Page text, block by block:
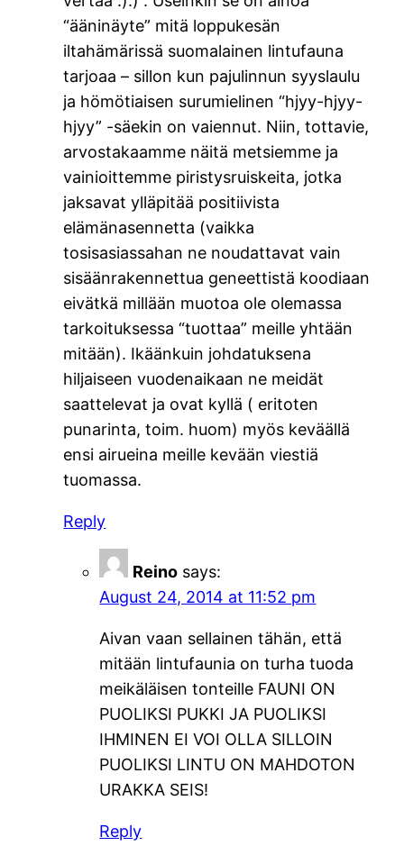
“ääninäyte” mitä loppukesän
iltahämärissä suomalainen lintufauna
tarjoaa – sillon kun pajulinnun syyslaulu
ja hömötiaisen surumielinen “hjyy-hjyy-
hjyy” -säekin on vaiennut. Niin, tottavie,
arvostakaamme näitä metsiemme ja
vainioittemme piristysruiskeita, jotka
jaksavat ylläpitää positiivista
elämänasennetta (vaikka
tosisasiassahan ne noudattavat vain
sisäänrakennettua geneettistä koodiaan
eivätkä millään muotoa ole olemassa
tarkoituksessa “tuottaa” meille yhtään
mitään). Ikäänkuin johdatuksena
hiljaiseen vuodenaikaan ne meidät
saattelevat ja ovat kyllä ( eritoten
punarinta, toim. huom) myös keväällä
ensi airueina meille kevään viestiä
tuomassa.
Reply
Reino says:
August 24, 2014 at 11:52 pm
Aivan vaan sellainen tähän, että
mitään lintufaunia on turha tuoda
meikäläisen tonteille FAUNI ON
PUOLIKSI PUKKI JA PUOLIKSI
IHMINEN EI VOI OLLA SILLOIN
PUOLIKSI LINTU ON MAHDOTON
URAKKA SEIS!
Reply